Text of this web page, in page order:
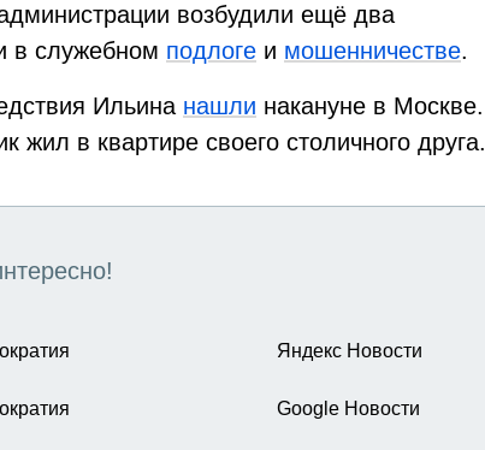
возбудили ещё два
в служебном подлоге и мошенничестве.
Ильина нашли накануне в Москве.
в квартире своего столичного друга.
Яндекс Новости
Google Новости